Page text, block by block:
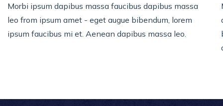
Morbi ipsum dapibus massa faucibus dapibus massa
leo from ipsum amet - eget augue bibendum, lorem
ipsum faucibus mi et. Aenean dapibus massa leo.